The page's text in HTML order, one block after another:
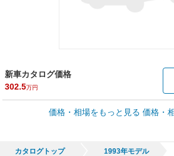
新車カタログ価格
302.5万円
車買取価格 *価格・相場をもっと見る 価格・
カタログトップ 1993年モデル